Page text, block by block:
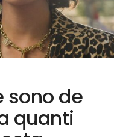
sono de
quanti